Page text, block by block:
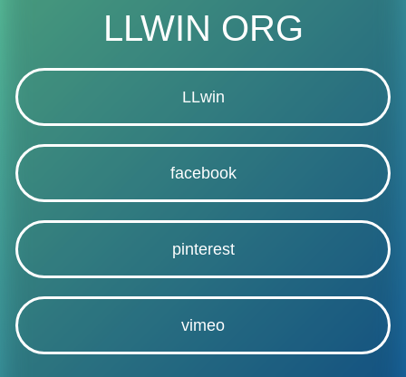
LLWIN ORG
LLwin
facebook
pinterest
vimeo